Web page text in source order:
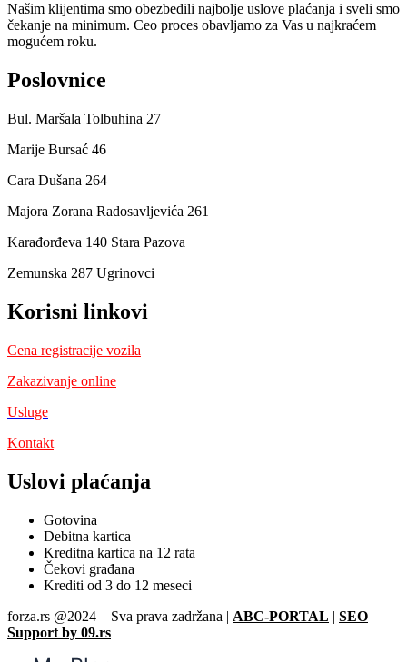
Našim klijentima smo obezbedili najbolje uslove plaćanja i sveli smo
čekanje na minimum. Ceo proces obavljamo za Vas u najkraćem
mogućem roku.
Poslovnice
Bul. Maršala Tolbuhina 27
Marije Bursać 46
Cara Dušana 264
Majora Zorana Radosavljevića 261
Karađorđeva 140 Stara Pazova
Zemunska 287 Ugrinovci
Korisni linkovi
Cena registracije vozila
Zakazivanje online
Usluge
Kontakt
Uslovi plaćanja
Gotovina
Debitna kartica
Kreditna kartica na 12 rata
Čekovi građana
Krediti od 3 do 12 meseci
forza.rs @2024 – Sva prava zadržana | ABC-PORTAL | SEO
Support by 09.rs